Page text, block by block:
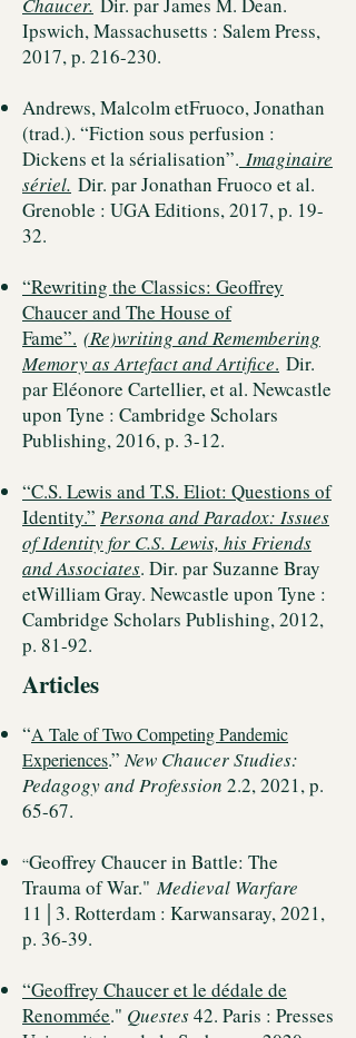
Ipswich, Massachusetts : Salem Press,
2017, p. 216-230.
Andrews, Malcolm etFruoco, Jonathan
(trad.). “Fiction sous perfusion :
Dickens et la sérialisation”. Imaginaire
sériel. Dir. par Jonathan Fruoco et al.
Grenoble : UGA Editions, 2017, p. 19-
32.
“Rewriting the Classics: Geoffrey
Chaucer and The House of
Fame”. (Re)writing and Remembering
Memory as Artefact and Artifice. Dir.
par Eléonore Cartellier, et al. Newcastle
upon Tyne : Cambridge Scholars
Publishing, 2016, p. 3-12.
“C.S. Lewis and T.S. Eliot: Questions of
Identity.” Persona and Paradox: Issues
of Identity for C.S. Lewis, his Friends
and Associates. Dir. par Suzanne Bray
etWilliam Gray. Newcastle upon Tyne :
Cambridge Scholars Publishing, 2012,
p. 81-92.
Articles
​“A Tale of Two Competing Pandemic
Experiences.”New Chaucer Studies:
Pedagogy and Profession 2.2, 2021, p.
65-67.
“Geoffrey Chaucer in Battle: The
Trauma of War."Medieval Warfare
11│3. Rotterdam : Karwansaray, 2021,
p. 36-39.
“Geoffrey Chaucer et le dédale de
Renommée." Questes42. Paris : Presses